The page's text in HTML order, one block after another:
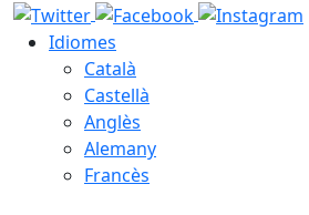
Idiomes
Català
Castellà
Anglès
Alemany
Francès